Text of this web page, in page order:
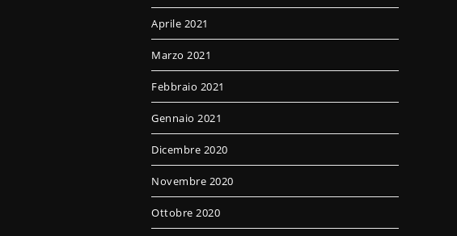
Aprile 2021
Marzo 2021
Febbraio 2021
Gennaio 2021
Dicembre 2020
Novembre 2020
Ottobre 2020